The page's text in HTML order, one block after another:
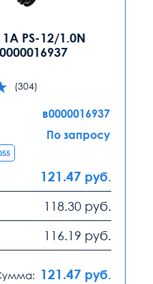
PS-12/1.0N
(304)
в0000016937
По запросу
121.47 руб.
118.30 руб.
116.19 руб.
121.47 руб.